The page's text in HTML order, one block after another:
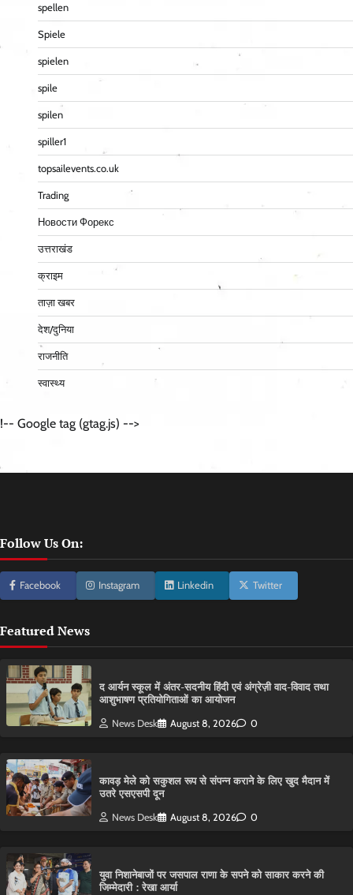
spellen
Spiele
spielen
spile
spilen
spiller1
topsailevents.co.uk
Trading
Новости Форекс
उत्तराखंड
क्राइम
ताज़ा खबर
देश/दुनिया
राजनीति
स्वास्थ्य
!-- Google tag (gtag.js) -->
Follow Us On:
Facebook Instagram Linkedin Twitter
Featured News
द आर्यन स्कूल में अंतर-सदनीय हिंदी एवं अंग्रेज़ी वाद-विवाद तथा
आशुभाषण प्रतियोगिताओं का आयोजन
News Desk August 8, 2026 0
कावड़ मेले को सकुशल रूप से संपन्न कराने के लिए खुद मैदान में
उतरे एसएसपी दून
News Desk August 8, 2026 0
युवा निशानेबाजों पर जसपाल राणा के सपने को साकार करने की
जिम्मेदारी : रेखा आर्या